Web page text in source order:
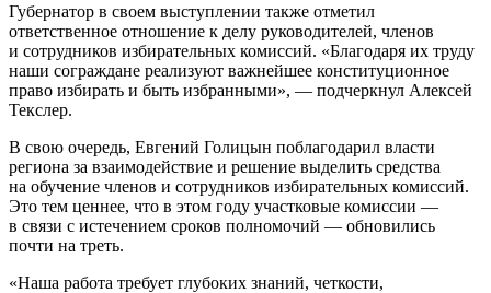
Губернатор в своем выступлении также отметил
ответственное отношение к делу руководителей, членов
и сотрудников избирательных комиссий. «Благодаря их труду
наши сограждане реализуют важнейшее конституционное
право избирать и быть избранными», — подчеркнул Алексей
Текслер.
В свою очередь, Евгений Голицын поблагодарил власти
региона за взаимодействие и решение выделить средства
на обучение членов и сотрудников избирательных комиссий.
Это тем ценнее, что в этом году участковые комиссии —
в связи с истечением сроков полномочий — обновились
почти на треть.
«Наша работа требует глубоких знаний, четкости,